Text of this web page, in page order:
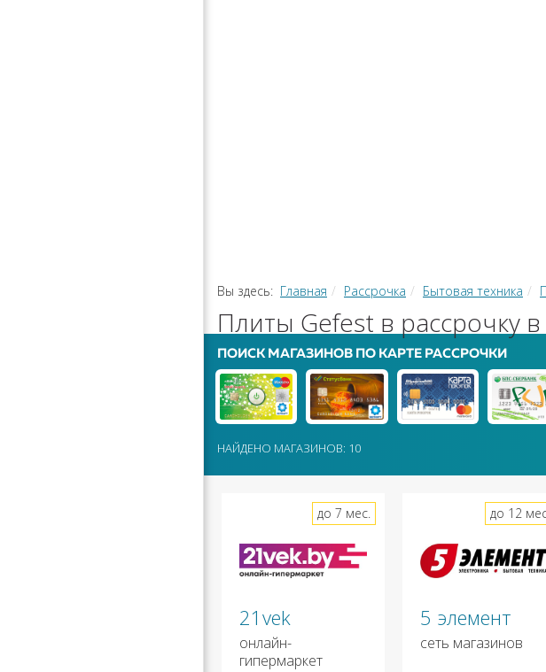
Вы здесь: Главная Рассрочка Бытовая техника
Плиты Gefest в рассрочку
ПОИСК МАГАЗИНОВ ПО КАРТЕ РАССРОЧКИ
НАЙДЕНО МАГАЗИНОВ: 10
21vek
онлайн-
гипермаркет
до 7 мес.
5 элемент
сеть магазинов
до 12